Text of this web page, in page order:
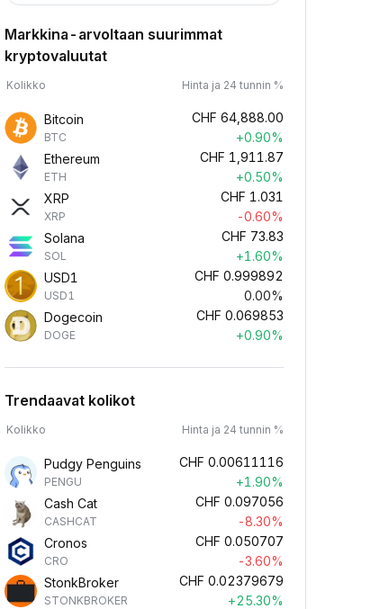
Markkina-arvoltaan suurimmat
kryptovaluutat
Kolikko Hinta ja 24 tunnin %
Bitcoin
BTC
CHF 64,888.00
+0.90%
Ethereum
ETH
CHF 1,911.87
+0.50%
XRP
XRP
CHF 1.031
-0.60%
Solana
SOL
CHF 73.83
+1.60%
USD1
USD1
CHF 0.999892
0.00%
Dogecoin
DOGE
CHF 0.069853
+0.90%
Trendaavat kolikot
Kolikko Hinta ja 24 tunnin %
Pudgy Penguins
PENGU
CHF 0.00611116
+1.90%
Cash Cat
CASHCAT
CHF 0.097056
-8.30%
Cronos
CRO
CHF 0.050707
-3.60%
StonkBroker
STONKBROKER
CHF 0.02379679
+25.30%